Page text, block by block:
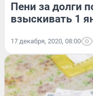
Пени за долги
взыскивать 1
17 декабря, 2020, 08:00